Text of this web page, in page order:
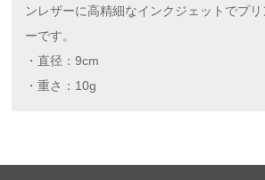
ンレザーに高精細なインクジェットでプ
ーです。
・直径：9cm
・重さ：10g